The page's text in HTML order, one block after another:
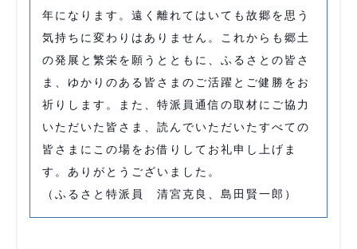
年になります。遠く離れてはいても故郷を思う
気持ちに変わりはありません。これからも郷土
の発展と繁栄を願うとともに、ふるさとの皆さ
ま、ゆかりのある皆さまのご活躍とご健勝をお
祈りします。また、特派員通信の取材にご協力
いただいた皆さま、読んでいただいたすべての
皆さまにこの場をお借りしてお礼申し上げま
す。ありがとうございました。
（ふるさと特派員 清宮克良、島田賢一郎）